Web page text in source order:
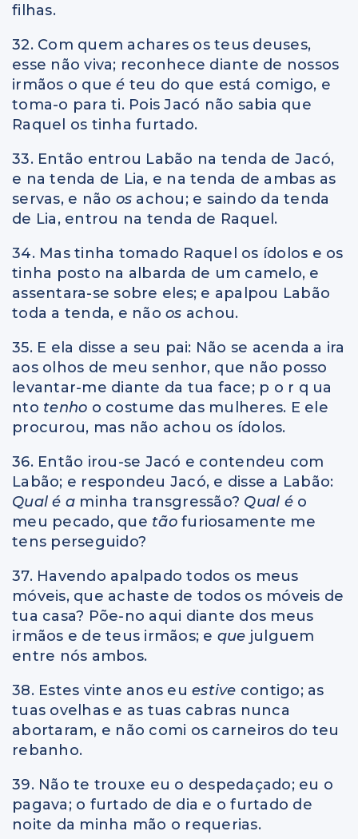
filhas.
32. Com quem achares os teus deuses,
esse não viva; reconhece diante de nossos
irmãos o queé teu do que está comigo, e
toma-o para ti. Pois Jacó não sabia que
Raquel os tinha furtado.
33. Então entrou Labão na tenda de Jacó,
e na tenda de Lia, e na tenda de ambas as
servas, e não os achou; e saindo da tenda
de Lia, entrou na tenda de Raquel.
34. Mas tinha tomado Raquel os ídolos e os
tinha posto na albarda de um camelo, e
assentara-se sobre eles; e apalpou Labão
toda a tenda, e não os achou.
35. E ela disse a seu pai: Não se acenda a ira
aos olhos de meu senhor, que não posso
levantar-me diante da tua face; p o r q ua
nto tenho o costume das mulheres. E ele
procurou, mas não achou os ídolos.
36. Então irou-se Jacó e contendeu com
Labão; e respondeu Jacó, e disse a Labão:
Qual é a minha transgressão? Qual é o
meu pecado, que tão furiosamente me
tens perseguido?
37. Havendo apalpado todos os meus
móveis, que achaste de todos os móveis de
tua casa? Põe-no aqui diante dos meus
irmãos e de teus irmãos; e que julguem
entre nós ambos.
38. Estes vinte anos eu estive contigo; as
tuas ovelhas e as tuas cabras nunca
abortaram, e não comi os carneiros do teu
rebanho.
39. Não te trouxe eu o despedaçado; eu o
pagava; o furtado de dia e o furtado de
noite da minha mão o requerias.